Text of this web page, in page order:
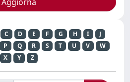
C D E F G H I
J
P Q R S T U V
W
X
Y Z